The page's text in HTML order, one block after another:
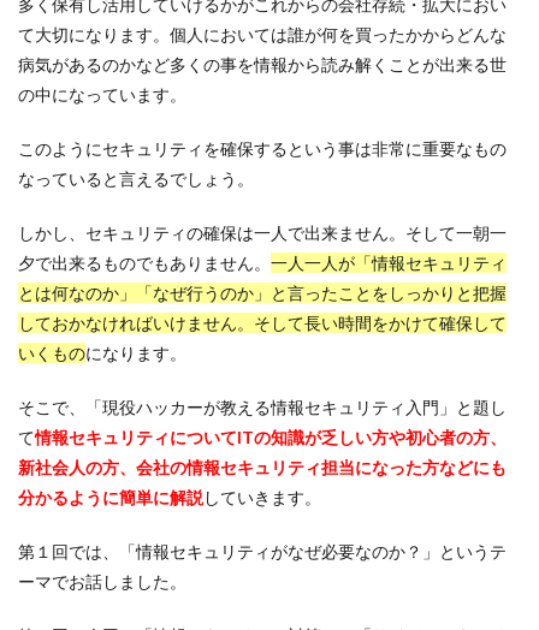
多く保有し活用していけるかがこれからの会社存続・拡大におい
て大切になります。個人においては誰が何を買ったかからどんな
病気があるのかなど多くの事を情報から読み解くことが出来る世
の中になっています。
このようにセキュリティを確保するという事は非常に重要なもの
なっていると言えるでしょう。
しかし、セキュリティの確保は一人で出来ません。そして一朝一
夕で出来るものでもありません。 一人一人が「情報セキュリティ
とは何なのか」「なぜ行うのか」と言ったことをしっかりと把握
しておかなければいけません。そして長い時間をかけて確保して
いくものになります。
そこで、「現役ハッカーが教える情報セキュリティ入門」と題し
て情報セキュリティについてITの知識が乏しい方や初心者の方、
新社会人の方、会社の情報セキュリティ担当になった方などにも
分かるように簡単に解説していきます。
第１回では、「情報セキュリティがなぜ必要なのか？」というテ
ーマでお話しました。